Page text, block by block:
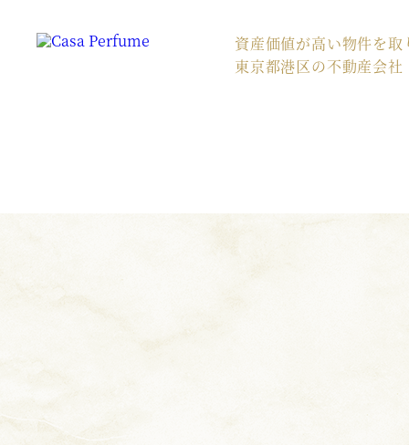
資産価値が高い物件を取
東京都港区の不動産会社